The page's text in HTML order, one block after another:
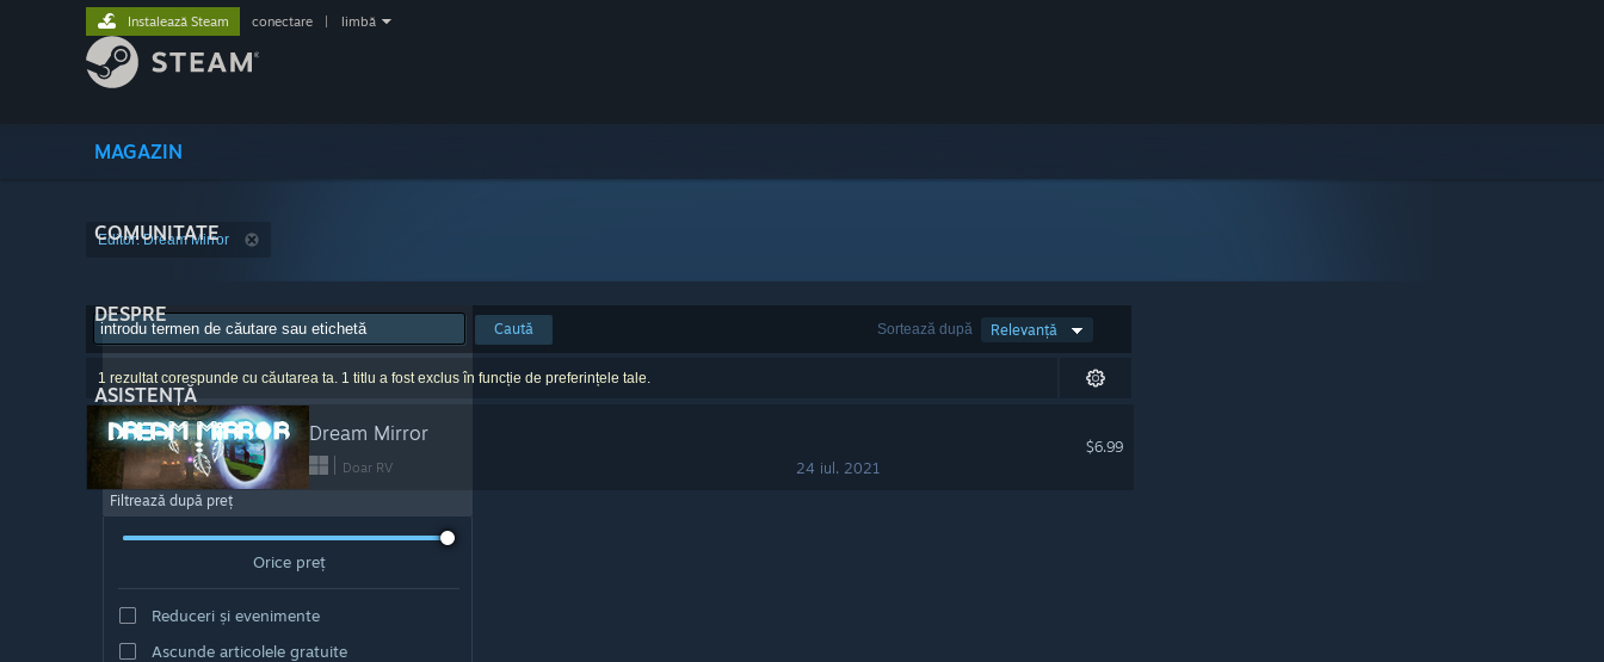
MAGAZIN
COMUNITATE
DESPRE
ASISTENȚĂ
Instalează Steam conectare limbă
Editor: Dream Mirror
Sortează după Relevanță
Caută
1 rezultat corespunde cu căutarea ta. 1 titlu a fost exclus în funcție de preferințele tale.
Dream Mirror
Doar RV 24 iul. 2021
$6.99
Filtrează după preț
Orice preț
Reduceri și evenimente
Ascunde articolele gratuite